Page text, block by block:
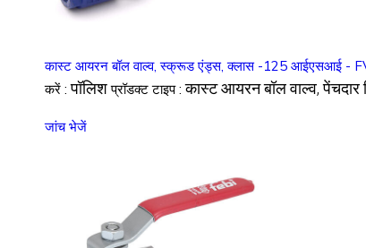
कास्ट आयरन बॉल वाल्व, स्क्रूड एंड्स, क्लास -125 आईएसआई -
करें :पॉलिश प्रॉडक्ट टाइप :कास्ट आयरन बॉल वाल्व,
जांच भेजें